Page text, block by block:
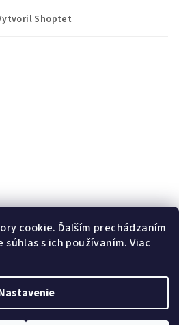
cookie. Ďalším prechádzaním
s ich používaním. Viac
Shoptet
044 040
💬